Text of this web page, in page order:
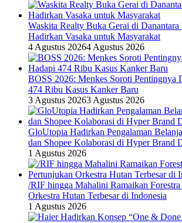
Waskita Realty Buka Gerai di Danantara
Hadirkan Vasaka untuk Masyarakat
4 Agustus 20264 Agustus 2026
BOSS 2026: Menkes Soroti Pentingnya
474 Ribu Kasus Kanker Baru
3 Agustus 20263 Agustus 2026
GloUtopia Hadirkan Pengalaman
dan Shopee Kolaborasi di Hyper Brand
1 Agustus 2026
/RIF hingga Mahalini Ramaikan
Orkestra Hutan Terbesar di Indonesia
1 Agustus 2026